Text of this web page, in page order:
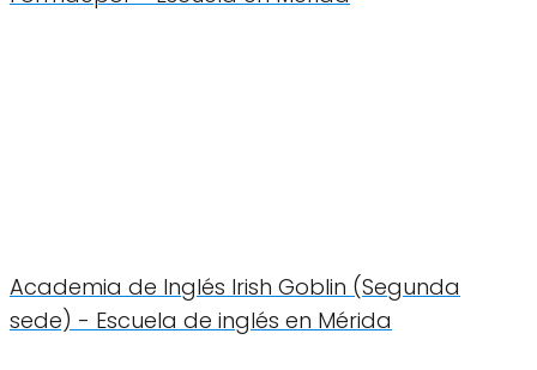
Academia de Inglés Irish Goblin (Segunda
sede) - Escuela de inglés en Mérida